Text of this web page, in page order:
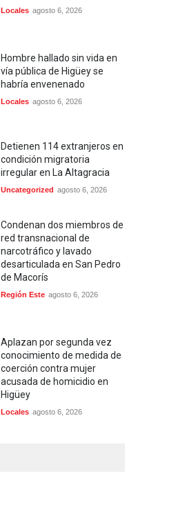
Locales agosto 6, 2026
Hombre hallado sin vida en
vía pública de Higüey se
habría envenenado
Locales agosto 6, 2026
Detienen 114 extranjeros en
condición migratoria
irregular en La Altagracia
Uncategorized agosto 6, 2026
Condenan dos miembros de
red transnacional de
narcotráfico y lavado
desarticulada en San Pedro
de Macorís
Región Este agosto 6, 2026
Aplazan por segunda vez
conocimiento de medida de
coerción contra mujer
acusada de homicidio en
Higüey
Locales agosto 6, 2026